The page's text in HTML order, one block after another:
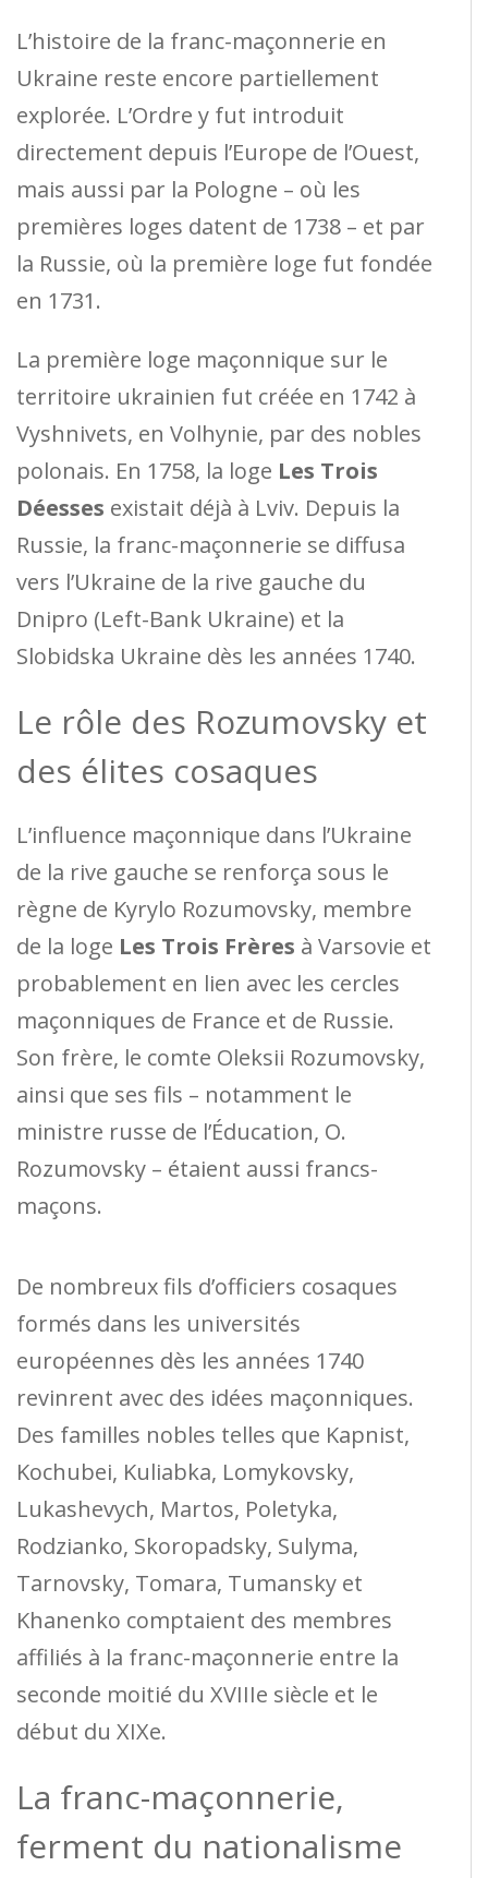
L’histoire de la franc-maçonnerie en
Ukraine reste encore partiellement
explorée. L’Ordre y fut introduit
directement depuis l’Europe de l’Ouest,
mais aussi par la Pologne – où les
premières loges datent de 1738 – et par
la Russie, où la première loge fut fondée
en 1731.
La première loge maçonnique sur le
territoire ukrainien fut créée en 1742 à
Vyshnivets, en Volhynie, par des nobles
polonais. En 1758, la loge Les Trois
Déesses existait déjà à Lviv. Depuis la
Russie, la franc-maçonnerie se diffusa
vers l’Ukraine de la rive gauche du
Dnipro (Left-Bank Ukraine) et la
Slobidska Ukraine dès les années 1740.
Le rôle des Rozumovsky et
des élites cosaques
L’influence maçonnique dans l’Ukraine
de la rive gauche se renforça sous le
règne de Kyrylo Rozumovsky, membre
de la loge Les Trois Frères à Varsovie et
probablement en lien avec les cercles
maçonniques de France et de Russie.
Son frère, le comte Oleksii Rozumovsky,
ainsi que ses fils – notamment le
ministre russe de l’Éducation, O.
Rozumovsky – étaient aussi francs-
maçons.
De nombreux fils d’officiers cosaques
formés dans les universités
européennes dès les années 1740
revinrent avec des idées maçonniques.
Des familles nobles telles que Kapnist,
Kochubei, Kuliabka, Lomykovsky,
Lukashevych, Martos, Poletyka,
Rodzianko, Skoropadsky, Sulyma,
Tarnovsky, Tomara, Tumansky et
Khanenko comptaient des membres
affiliés à la franc-maçonnerie entre la
seconde moitié du XVIIIe siècle et le
début du XIXe.
La franc-maçonnerie,
ferment du nationalisme